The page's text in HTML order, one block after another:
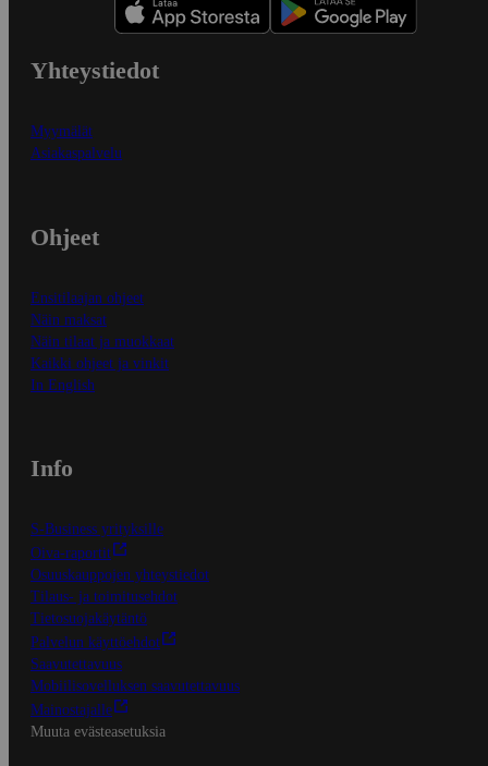
Yhteystiedot
Myymälät
Asiakaspalvelu
Ohjeet
Ensitilaajan ohjeet
Näin maksat
Näin tilaat ja muokkaat
Kaikki ohjeet ja vinkit
In English
Info
S-Business yrityksille
Oiva-raportit
Osuuskauppojen yhteystiedot
Tilaus- ja toimitusehdot
Tietosuojakäytäntö
Palvelun käyttöehdot
Saavutettavuus
Mobiilisovelluksen saavutettavuus
Mainostajalle
Muuta evästeasetuksia